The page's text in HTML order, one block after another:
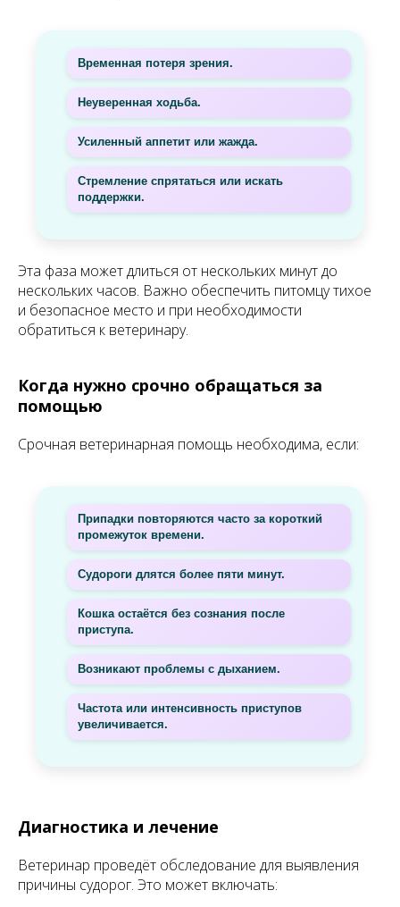
Временная потеря зрения.
Неуверенная ходьба.
Усиленный аппетит или жажда.
Стремление спрятаться или искать
поддержки.
Эта фаза может длиться от нескольких минут до
нескольких часов. Важно обеспечить питомцу тихое
и безопасное место и при необходимости
обратиться к ветеринару.
Когда нужно срочно обращаться за
помощью
Срочная ветеринарная помощь необходима, если:
Припадки повторяются часто за короткий
промежуток времени.
Судороги длятся более пяти минут.
Кошка остаётся без сознания после
приступа.
Возникают проблемы с дыханием.
Частота или интенсивность приступов
увеличивается.
Диагностика и лечение
Ветеринар проведёт обследование для выявления
причины судорог. Это может включать: